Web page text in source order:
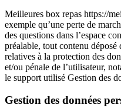
Meilleures box repas https://
exemple qu’une perte de
des questions dans l’espace
préalable, tout contenu
relatives à la protection des
et/ou pénale de l’utilisateur,
le support utilisé Gestion des
Gestion des données